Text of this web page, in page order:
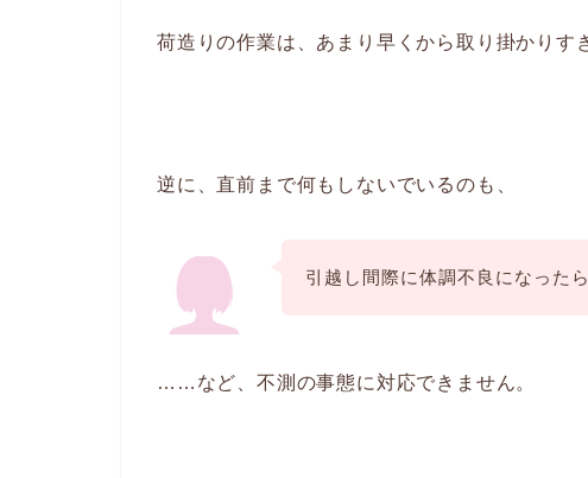
荷造りの作業は、あまり早くから取り掛かりす
逆に、直前まで何もしないでいるのも、
引越し間際に体調不良になった
……など、不測の事態に対応できません。